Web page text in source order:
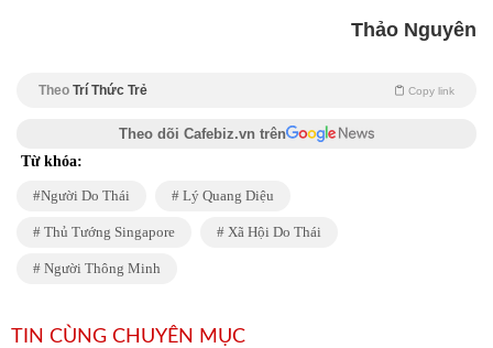
Thảo Nguyên
Theo Trí Thức Trẻ Copy link
Theo dõi Cafebiz.vn trên
Từ khóa:
Người Do Thái Lý Quang Diệu
Thủ Tướng Singapore Xã Hội Do Thái
Người Thông Minh
TIN CÙNG CHUYÊN MỤC